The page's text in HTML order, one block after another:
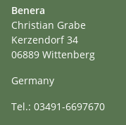
Benera
Christian Grabe
Kerzendorf 34
06889 Wittenberg
Germany
Tel.: 03491-6697670